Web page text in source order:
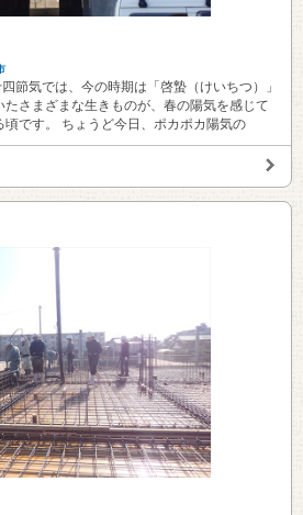
節気では、今の時期は「啓蟄（けいちつ）」
さまざまな生きものが、春の陽気を感じて
頃です。 ちょうど今日、ポカポカ陽気の